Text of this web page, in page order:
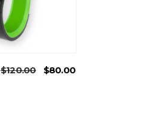
$120.00 $80.00